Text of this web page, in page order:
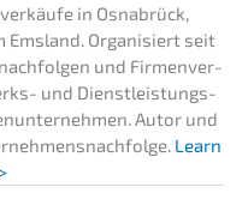
in Osnabrück,
Emsland. Organi­siert seit
und Firmen­ver­
und Dienst­leis­tungs­
Autor und
Learn